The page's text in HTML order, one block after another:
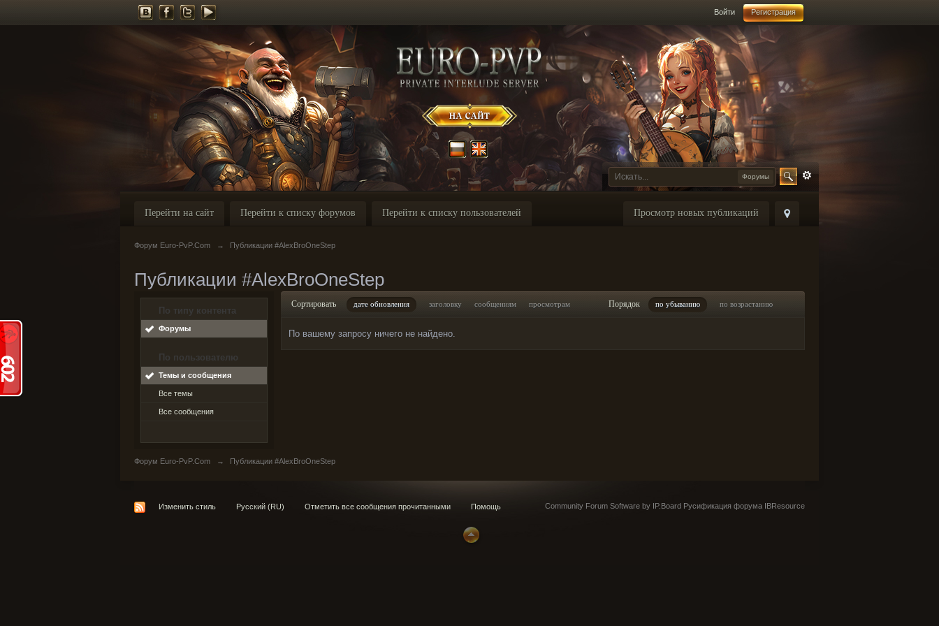
Войти Регистрация
Форумы
Просмотр новых публикаций
Перейти на сайт Перейти к списку форумов Перейти к списку пользователей
Форум Euro-PvP.Com → Публикации #AlexBroOneStep
Публикации #AlexBroOneStep
По типу контента
Форумы
По пользователю
Темы и сообщения
Все темы
Все сообщения
Сортировать дате обновления заголовку сообщениям просмотрам Порядок по убыванию по возрастанию
По вашему запросу ничего не найдено.
Форум Euro-PvP.Com → Публикации #AlexBroOneStep
Изменить стиль Русский (RU) Отметить все сообщения прочитанными Помощь Community Forum Software by IP.Board Русификация форума IBResource